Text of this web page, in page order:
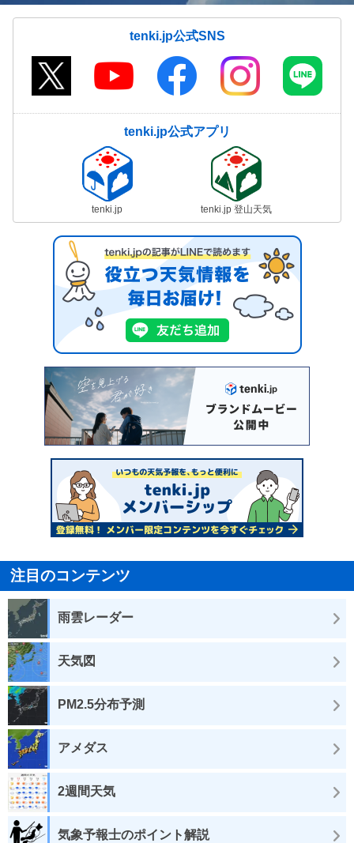
tenki.jp公式SNS
tenki.jp公式アプリ
tenki.jp tenki.jp 登山天気
注目のコンテンツ
雨雲レーダー
天気図
PM2.5分布予測
アメダス
2週間天気
気象予報士のポイント解説